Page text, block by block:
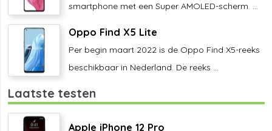
smartphone met een Super AMOLED-scherm. ...
Oppo Find X5 Lite
Per begin maart 2022 is de Oppo Find X5-reeks
beschikbaar in Nederland. De reeks ...
Laatste testen
Apple iPhone 12 Pro